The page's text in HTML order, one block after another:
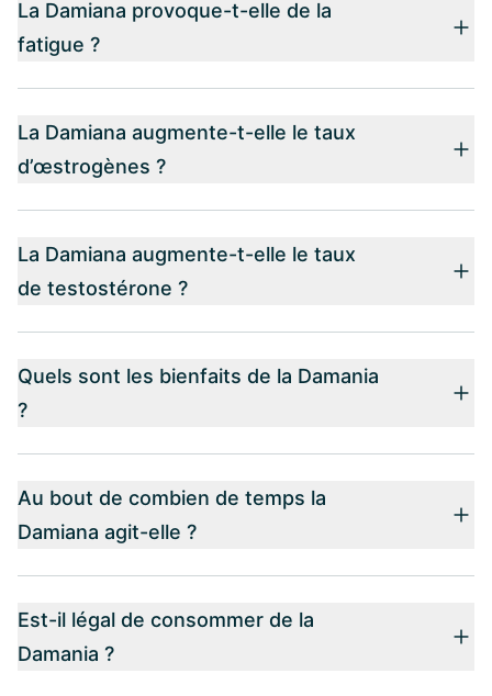
La Damiana provoque-t-elle de la
fatigue ?
La Damiana augmente-t-elle le taux
d’œstrogènes ?
La Damiana augmente-t-elle le taux
de testostérone ?
Quels sont les bienfaits de la Damania
?
Au bout de combien de temps la
Damiana agit-elle ?
Est-il légal de consommer de la
Damania ?